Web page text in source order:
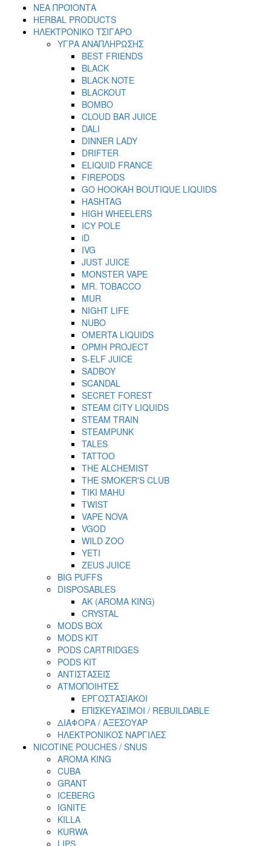
ΝΕΑ ΠΡΟΪΟΝΤΑ
HERBAL PRODUCTS
ΗΛΕΚΤΡΟΝΙΚΟ ΤΣΙΓΑΡΟ
ΥΓΡΑ ΑΝΑΠΛΗΡΩΣΗΣ
BEST FRIENDS
BLACK
BLACK NOTE
BLACKOUT
BOMBO
CLOUD BAR JUICE
DALI
DINNER LADY
DRIFTER
ELIQUID FRANCE
FIREPODS
GO HOOKAH BOUTIQUE LIQUIDS
HASHTAG
HIGH WHEELERS
ICY POLE
iD
IVG
JUST JUICE
MONSTER VAPE
MR. TOBACCO
MUR
NIGHT LIFE
NUBO
OMERTA LIQUIDS
OPMH PROJECT
S-ELF JUICE
SADBOY
SCANDAL
SECRET FOREST
STEAM CITY LIQUIDS
STEAM TRAIN
STEAMPUNK
TALES
TATTOO
THE ALCHEMIST
THE SMOKER'S CLUB
TIKI MAHU
TWIST
VAPE NOVA
VGOD
WILD ZOO
YETI
ZEUS JUICE
BIG PUFFS
DISPOSABLES
AK (AROMA KING)
CRYSTAL
MODS BOX
MODS KIT
PODS CARTRIDGES
PODS KIT
ΑΝΤΙΣΤΑΣΕΙΣ
ΑΤΜΟΠΟΙΗΤΕΣ
ΕΡΓΟΣΤΑΣΙΑΚΟΙ
ΕΠΙΣΚΕΥΑΣΙΜΟΙ / REBUILDABLE
ΔΙΑΦΟΡΑ / ΑΞΕΣΟΥΑΡ
ΗΛΕΚΤΡΟΝΙΚΟΣ ΝΑΡΓΙΛΕΣ
NICOTINE POUCHES / SNUS
AROMA KING
CUBA
GRANT
ICEBERG
IGNITE
KILLA
KURWA
LIPS